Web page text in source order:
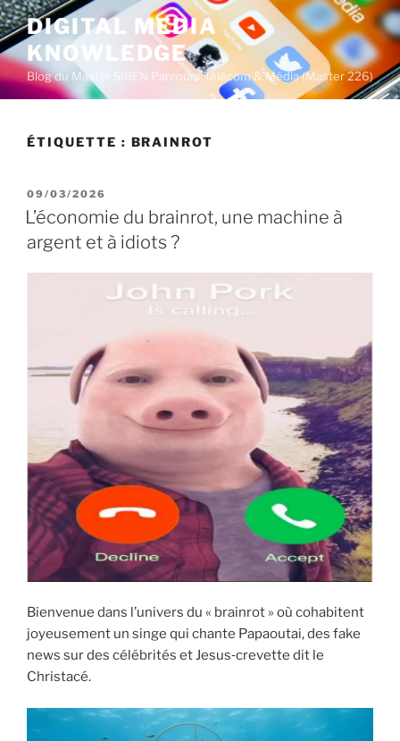
A
l
l
e
r
DIGITAL MEDIA
KNOWLEDGE
Blog du Master SIREN Parcours Télécom & Média (Master 226)
ÉTIQUETTE : BRAINROT
P
U
B
L
É
09/03/2026
L’économie du brainrot, une machine à
argent et à idiots ?
Bienvenue dans l’univers du « brainrot » où cohabitent
joyeusement un singe qui chante Papaoutai, des fake
news sur des célébrités et Jesus‑crevette dit le
Christacé.